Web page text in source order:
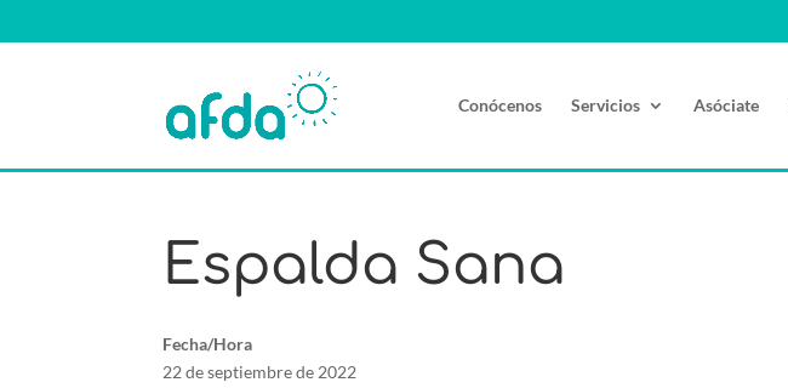
Conócenos Servicios Asóciate
Espalda Sana
Fecha/Hora
22 de septiembre de 2022